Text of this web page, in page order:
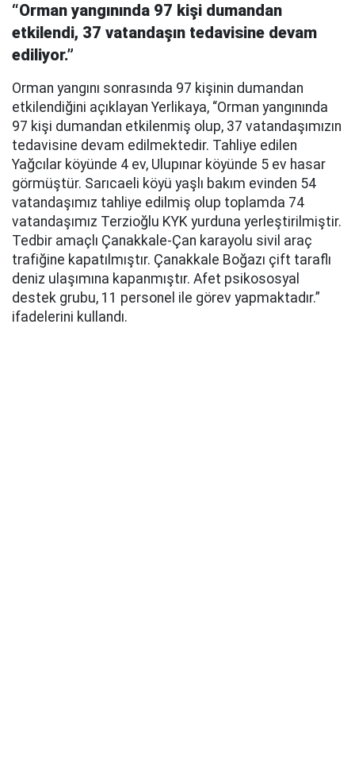
“Orman yangınında 97 kişi dumandan
etkilendi, 37 vatandaşın tedavisine devam
ediliyor.”
Orman yangını sonrasında 97 kişinin dumandan
etkilendiğini açıklayan Yerlikaya, “Orman yangınında
97 kişi dumandan etkilenmiş olup, 37 vatandaşımızın
tedavisine devam edilmektedir. Tahliye edilen
Yağcılar köyünde 4 ev, Ulupınar köyünde 5 ev hasar
görmüştür. Sarıcaeli köyü yaşlı bakım evinden 54
vatandaşımız tahliye edilmiş olup toplamda 74
vatandaşımız Terzioğlu KYK yurduna yerleştirilmiştir.
Tedbir amaçlı Çanakkale-Çan karayolu sivil araç
trafiğine kapatılmıştır. Çanakkale Boğazı çift taraflı
deniz ulaşımına kapanmıştır. Afet psikososyal
destek grubu, 11 personel ile görev yapmaktadır.”
ifadelerini kullandı.